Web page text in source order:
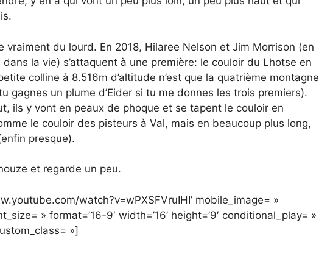
vraiment du lourd. En 2018, Hilaree Nelson et Jim Morrison (en
la vie) s’attaquent à une première: le couloir du Lhotse en
colline à 8.516m d’altitude n’est que la quatrième montagne
gagnes un plume d’Eider si tu me donnes les trois premiers).
ils y vont en peaux de phoque et se tapent le couloir en
le couloir des pisteurs à Val, mais en beaucoup plus long,
presque).
et regarde un peu.
watch?v=wPXSFVruIHI’ mobile_image= »
» format=’16-9′ width=’16’ height=’9′ conditional_play= »
»]